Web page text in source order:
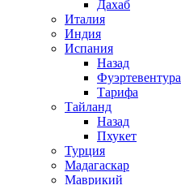
Дахаб
Италия
Индия
Испания
Назад
Фуэртевентура
Тарифа
Тайланд
Назад
Пхукет
Турция
Мадагаскар
Маврикий